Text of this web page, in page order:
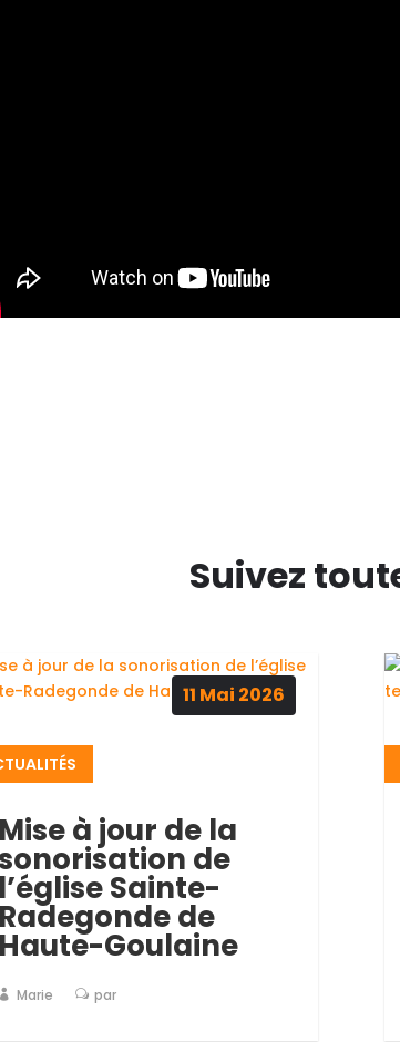
Suivez
Mise à jour de la
de
l’église Sainte-
Radegonde de
Haute-Goulaine
Marie par
11 Mai 2026